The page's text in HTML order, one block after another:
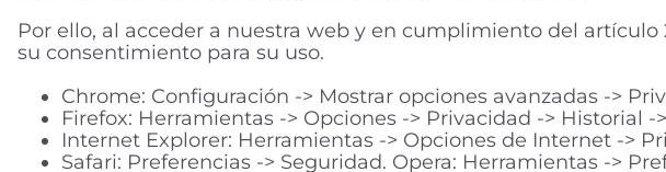
Por ello, al acceder a nuestra web y en cumplimiento del
su consentimiento para su uso.
Chrome: Configuración -> Mostrar opciones avanzadas ->
Firefox: Herramientas -> Opciones -> Privacidad -> Historial
Internet Explorer: Herramientas -> Opciones de Internet ->
Safari: Preferencias -> Seguridad. Opera: Herramientas ->